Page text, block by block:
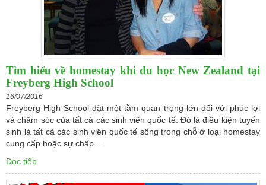
Tìm hiểu về homestay khi du học New Zealand tại
Freyberg High School
16/07/2016
Freyberg High School đặt một tầm quan trọng lớn đối với phúc lợi
và chăm sóc của tất cả các sinh viên quốc tế. Đó là điều kiện tuyển
sinh là tất cả các sinh viên quốc tế sống trong chỗ ở loại homestay
cung cấp hoặc sự chấp...
Đọc tiếp